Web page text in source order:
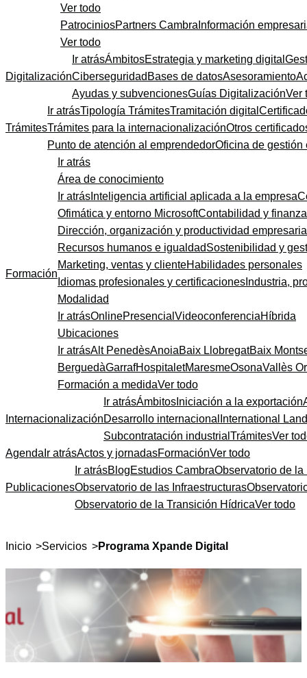
Ver todo
PatrociniosPartners Cambra Información
Ver todo
Digitalización
Ir atrásÁmbitosEstrategia y marketing digital
Ciberseguridad Bases de datosAsesoramiento
Ayudas y subvencionesGuías DigitalizaciónVer
Trámites
Ir atrásTipología TrámitesTramitación digital
Trámites para la internacionalizaciónOtros
Punto de atención al emprendedorOficina de gestión
Formación
Ir atrás
Área de conocimiento
Ir atrás Inteligencia artificial aplicada a la empresa
Ofimática y entorno MicrosoftContabilidad y
Dirección, organización y productividad
Recursos humanos e igualdadSostenibilidad y
Marketing, ventas y clienteHabilidades personales
Idiomas profesionales y certificaciones Industria,
Modalidad
Ir atrásOnlinePresencial VideoconferenciaHíbrida
Ubicaciones
Ir atrásAlt PenedèsAnoiaBaix LlobregatBaix
BerguedàGarrafHospitaletMaresmeOsonaVallès
Formación a medidaVer todo
Internacionalización
Ir atrásÁmbitos Iniciación a la exportación
Desarrollo internacional International
Subcontratación industrial TrámitesVer
Agenda Ir atrásActos y jornadasFormaciónVer todo
Publicaciones
Ir atrásBlogEstudios CambraObservatorio de la
Observatorio de las Infraestructuras
Observatorio de la Transición HídricaVer todo
Inicio >Servicios >Programa Xpande Digital